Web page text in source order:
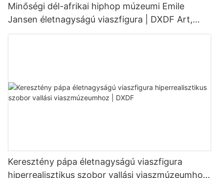
Minőségi dél-afrikai hiphop múzeumi Emile
Jansen életnagyságú viaszfigura | DXDF Art,
Grand Orient viaszfigura
Keresztény pápa életnagyságú viaszfigura
hiperrealisztikus szobor vallási viaszmúzeumhoz